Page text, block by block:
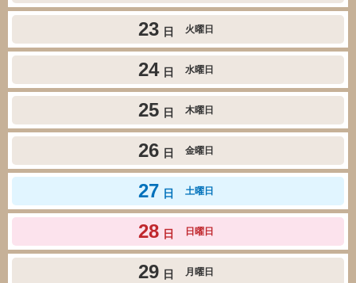
23 日 火曜日
24 日 水曜日
25 日 木曜日
26 日 金曜日
27 日 土曜日
28 日 日曜日
29 日 月曜日